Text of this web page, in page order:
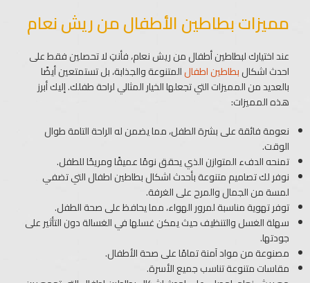
مميزات بطاطين الأطفال من ريش نعام
عند اختيارك لبطاطين أطفال من ريش نعام، فأنتِ لا تحصلين فقط على
احدث اشكالبطاطين اطفال​ المتنوعة والجذابة، بل تستمتعين أيضًا
بالعديد من المميزات التي تجعلها الخيار المثالي لراحة طفلك. إليك أبرز
هذه المميزات:
نعومة فائقة على بشرة الطفل، مما يضمن له الراحة التامة طوال
الوقت.
تمنحه الدفء المتوازن الذي يحقق نومًا عميقًا ومريحًا للطفل.
نوفر لك تصاميم متنوعة بأحدث اشكال بطاطين اطفال​ التي تضفي
لمسة من الجمال والمرح على الغرفة.
توفر تهوية مناسبة لمرور الهواء، مما يحافظ على صحة الطفل.
سهلة الغسل والتنظيف حيث يمكن غسلها في الغسالة دون التأثير على
جودتها.
مصنوعة من مواد آمنة تمامًا على صحة الأطفال.
مقاسات متنوعة تناسب جميع الأسرة.